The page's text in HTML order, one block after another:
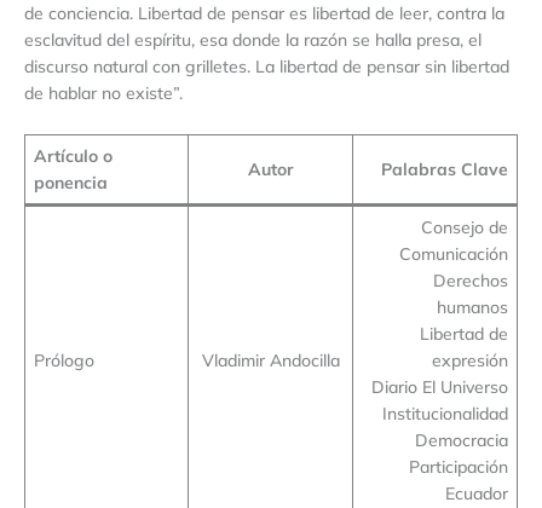
de conciencia. Libertad de pensar es libertad de leer, contra la
esclavitud del espíritu, esa donde la razón se halla presa, el
discurso natural con grilletes. La libertad de pensar sin libertad
de hablar no existe”.
Artículo o
ponencia
Autor Palabras Clave
Prólogo Vladimir Andocilla
Consejo de
Comunicación
Derechos
humanos
Libertad de
expresión
Diario El Universo
Institucionalidad
Democracia
Participación
Ecuador